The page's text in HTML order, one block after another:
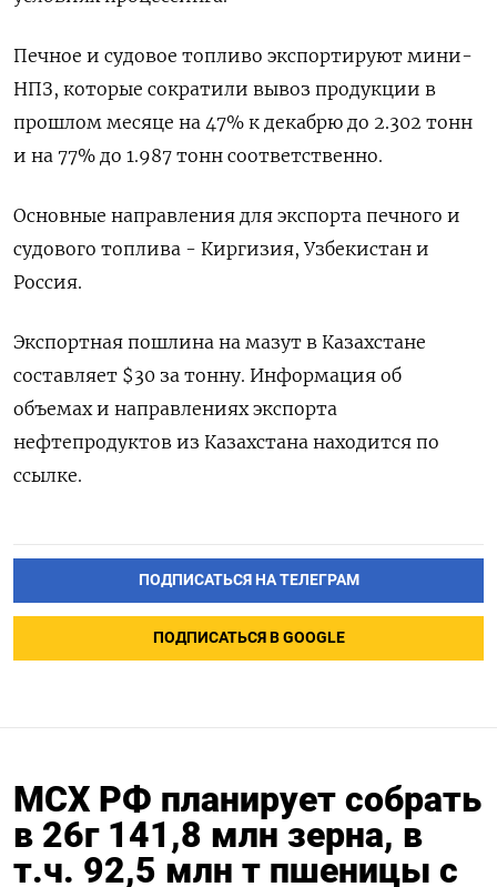
Печное и судовое топливо экспортируют мини-
НПЗ, которые сократили вывоз продукции в
прошлом месяце на 47% к декабрю до 2.302 тонн ​
и на 77% ⁠до 1.987 тонн соответственно.
Основные направления для экспорта печного ‌и
судового топлива - Киргизия, Узбекистан и
Россия.
Экспортная ‌пошлина на мазут в Казахстане
составляет $30 за тонну. Информация ​об
объемах и направлениях экспорта
нефтепродуктов ‌из Казахстана находится по
ссылке.
ПОДПИСАТЬСЯ НА ТЕЛЕГРАМ
ПОДПИСАТЬСЯ В GOOGLE
МСХ РФ планирует собрать
в 26г 141,8 млн зерна, в
т.ч. 92,5 млн т пшеницы с